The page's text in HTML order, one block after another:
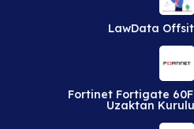
LawData
Fortinet Fortigate 60F
Uzaktan